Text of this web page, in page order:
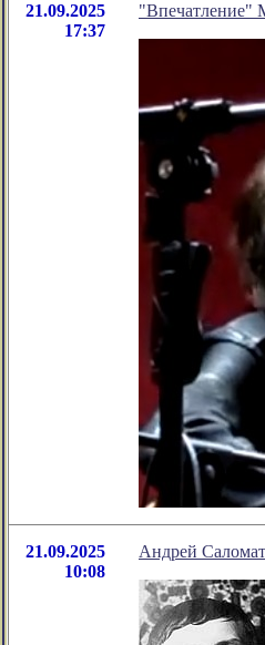
21.09.2025
17:37
"Впечатление"
21.09.2025
10:08
Андрей